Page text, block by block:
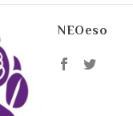
NEOeso